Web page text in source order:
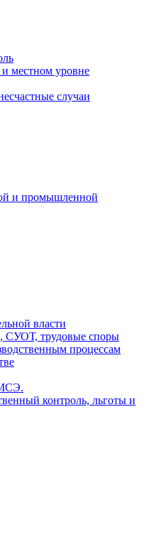
местном уровне
случаи
и промышленной
власти
СУОТ, трудовые споры
процессам
контроль, льготы и